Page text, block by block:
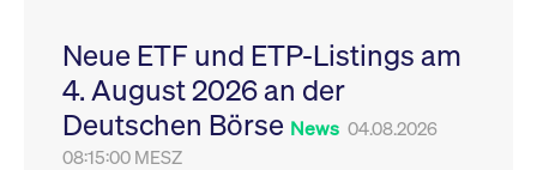
Neue ETF und ETP-Listings am
4. August 2026 an der
Deutschen Börse News 04.08.2026
08:15:00 MESZ